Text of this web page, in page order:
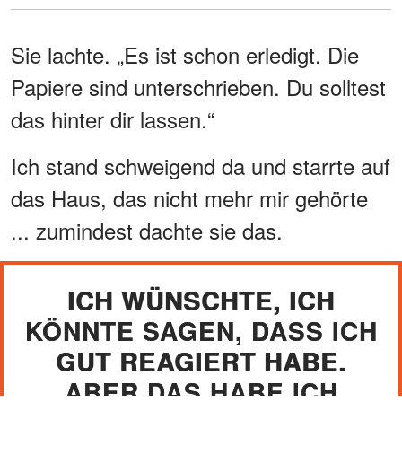
Sie lachte. „Es ist schon erledigt. Die
Papiere sind unterschrieben. Du solltest
das hinter dir lassen.“
Ich stand schweigend da und starrte auf
das Haus, das nicht mehr mir gehörte
... zumindest dachte sie das.
ICH WÜNSCHTE, ICH
KÖNNTE SAGEN, DASS ICH
GUT REAGIERT HABE.
ABER DAS HABE ICH